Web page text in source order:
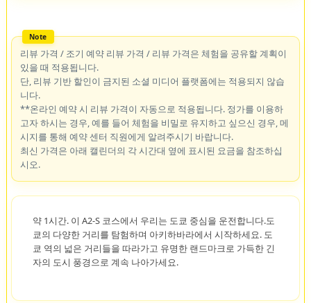
리뷰 가격 / 조기 예약 리뷰 가격 / 리뷰 가격은 체험을 공유할 계획이
있을 때 적용됩니다.
단, 리뷰 기반 할인이 금지된 소셜 미디어 플랫폼에는 적용되지 않습
니다.
**온라인 예약 시 리뷰 가격이 자동으로 적용됩니다. 정가를 이용하
고자 하시는 경우, 예를 들어 체험을 비밀로 유지하고 싶으신 경우, 메
시지를 통해 예약 센터 직원에게 알려주시기 바랍니다.
최신 가격은 아래 캘린더의 각 시간대 옆에 표시된 요금을 참조하십
시오.
약 1시간. 이 A2-S 코스에서 우리는 도쿄 중심을 운전합니다.도
쿄의 다양한 거리를 탐험하며 아키하바라에서 시작하세요. 도
쿄 역의 넓은 거리들을 따라가고 유명한 랜드마크로 가득한 긴
자의 도시 풍경으로 계속 나아가세요.